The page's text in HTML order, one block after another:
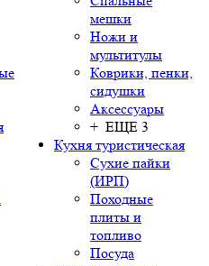
мешки
Ножи и
мультитулы
Коврики, пенки,
сидушки
Аксессуары
+ ЕЩЕ 3
Кухня туристическая
Сухие пайки
(ИРП)
Походные
плиты и
топливо
Посуда